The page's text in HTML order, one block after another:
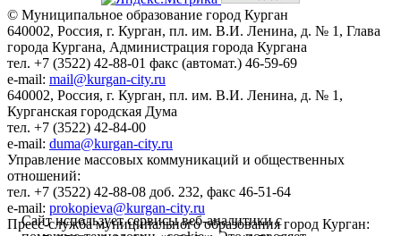
© Муниципальное образование город Курган
640002, Россия, г. Курган, пл. им. В.И. Ленина, д. № 1, Глава
города Кургана, Администрация города Кургана
тел. +7 (3522) 42-88-01 факс (автомат.) 46-59-69
e-mail: mail@kurgan-city.ru
640002, Россия, г. Курган, пл. им. В.И. Ленина, д. № 1,
Курганская городская Дума
тел. +7 (3522) 42-84-00
e-mail: duma@kurgan-city.ru
Управление массовых коммуникаций и общественных
отношений:
тел. +7 (3522) 42-88-08 доб. 232, факс 46-51-64
e-mail: prokopieva@kurgan-city.ru
Пресс-служба муниципального образования город Курган:
Сайт использует сервисы веб-аналитики с